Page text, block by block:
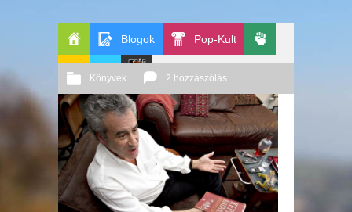
Főoldal
Blogok Pop-Kult
GeekZoneApablog
Le
Patito
Journal
Könyvek 2 hozzászólás
2014 05. 29. Őri András